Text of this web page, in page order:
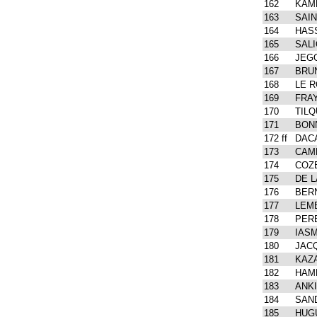
162
163
164
165
166
167
168
LE
169
170
171
172 ff
173
174
175
DE
176
177
178
179
180
181
182
183
184
185